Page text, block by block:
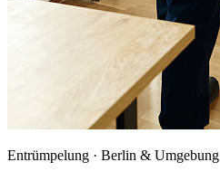
Entrümpelung · Berlin & Umgebung